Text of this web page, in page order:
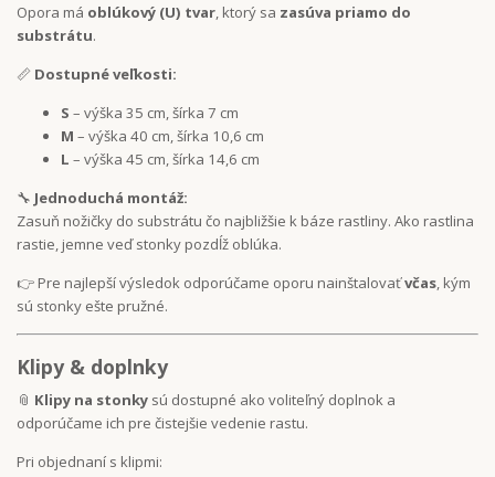
Opora má oblúkový (U) tvar, ktorý sa zasúva priamo do
substrátu.
📏 Dostupné veľkosti:
S – výška 35 cm, šírka 7 cm
M – výška 40 cm, šírka 10,6 cm
L – výška 45 cm, šírka 14,6 cm
🔧 Jednoduchá montáž:
Zasuň nožičky do substrátu čo najbližšie k báze rastliny. Ako rastlina
rastie, jemne veď stonky pozdĺž oblúka.
👉 Pre najlepší výsledok odporúčame oporu nainštalovaťvčas, kým
sú stonky ešte pružné.
Klipy & doplnky
📎 Klipy na stonky sú dostupné ako voliteľný doplnok a
odporúčame ich pre čistejšie vedenie rastu.
Pri objednaní s klipmi: